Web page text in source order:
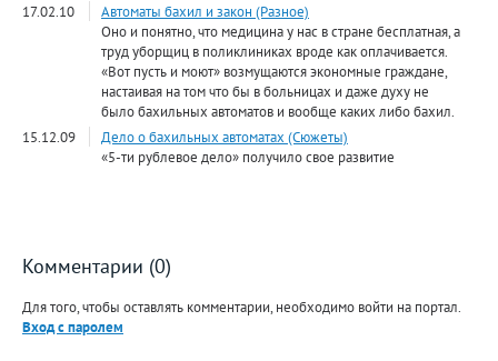
17.02.10
Автоматы бахил и закон (Разное)
Оно и понятно, что медицина у нас в стране бесплатная, а
труд уборщиц в поликлиниках вроде как оплачивается.
«Вот пусть и моют» возмущаются экономные граждане,
настаивая на том что бы в больницах и даже духу не
было бахильных автоматов и вообще каких либо бахил.
15.12.09
Дело о бахильных автоматах (Сюжеты)
«5-ти рублевое дело» получило свое развитие
Комментарии (0)
Для того, чтобы оставлять комментарии, необходимо войти на портал.
Вход с паролем